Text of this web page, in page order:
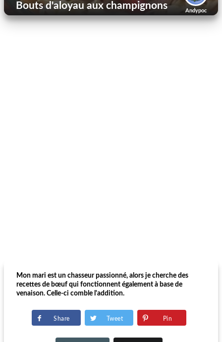
Andypoc
Bouts d'aloyau aux champignons
Mon mari est un chasseur passionné, alors je cherche des
recettes de bœuf qui fonctionnent également à base de
venaison. Celle-ci comble l'addition.
Share Tweet Pin